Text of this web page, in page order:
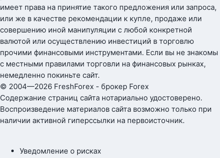
имеет права на принятие такого предложения или запроса,
или же в качестве рекомендации к купле, продаже или
совершению иной манипуляции с любой конкретной
валютой или осуществлению инвестиций в торговлю
прочими финансовыми инструментами. Если вы не знакомы
с местными правилами торговли на финансовых рынках,
немедленно покиньте сайт.
© 2004—2026 FreshForex - брокер Forex
Содержание страниц сайта нотариально удостоверено.
Воспроизведение материалов сайта возможно только при
наличии активной гиперссылки на первоисточник.
Уведомление о рисках